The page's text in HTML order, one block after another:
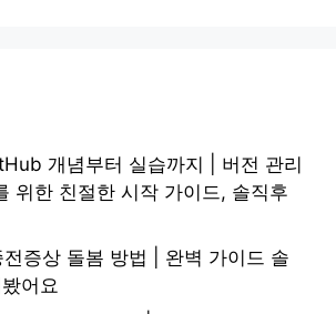
개념부터 실습까지 | 버전 관리
위한 친절한 시작 가이드, 솔직후
증상 돌봄 방법 | 완벽 가이드 솔
어요